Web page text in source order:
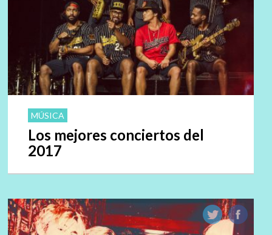
MÚSICA
Los mejores conciertos del
2017